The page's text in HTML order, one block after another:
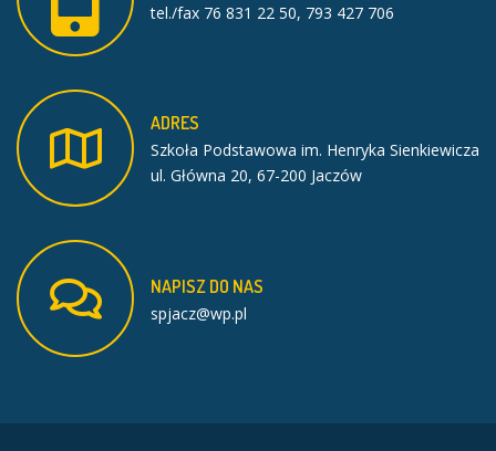
tel./fax 76 831 22 50, 793 427 706
ADRES
Szkoła Podstawowa im. Henryka Sienkiewicza
ul. Główna 20, 67-200 Jaczów
NAPISZDO NAS
spjacz@wp.pl